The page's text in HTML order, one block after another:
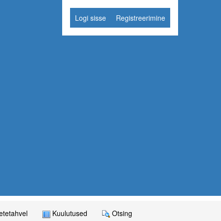
Logi sisse Registreerimine
Kuulutused Otsing